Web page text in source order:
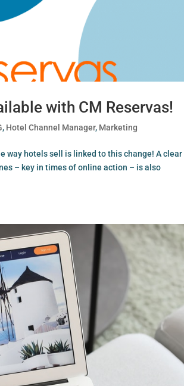
with CM Reservas!
, Hotel Channel Manager, Marketing
way hotels sell is linked to this change! A clear
– key in times of online action – is also